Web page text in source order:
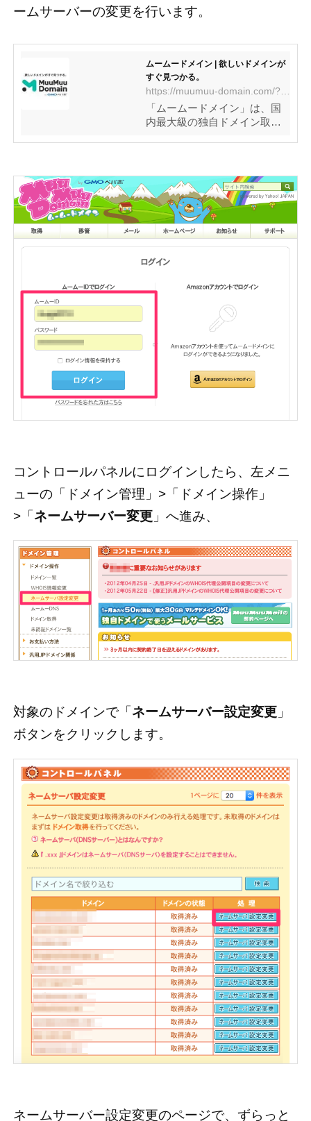
ームサーバーの変更を行います。
ムームードメイン | 欲しいドメインが
すぐ見つかる。
https://muumuu-domain.com/?mode=conpame
「ムームードメイン」は、国
内最大級の独自ドメイン取得
ります。取得後はホームペー
ジをすぐに作成できるサービ
スも提供。まずはドメイン検
索から。
コントロールパネルにログインしたら、左メニ
ューの「ドメイン管理」>「ドメイン操作」
>「ネームサーバー変更」へ進み、
対象のドメインで「 ネームサーバー設定変更」
ボタンをクリックします。
ネームサーバー設定変更のページで、ずらっと